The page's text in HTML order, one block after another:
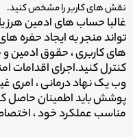
نقش های کاربر را مشخص کنید.
غالبا حساب های ادمین هرز
تواند منجر به ایجاد حفره
های کاربری ، حقوق ادمین و
کنترل کنید.اجرای اقدامات
وب یک نهاد درمانی ،
پوشش باید اطمینان حاصل
مناسب عملکرد خود ،